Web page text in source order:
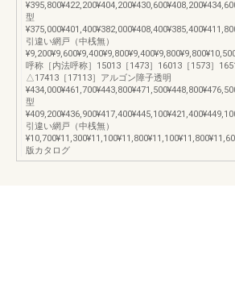
型
引違い網戸（中桟無）
呼称［内法呼称］15013［1473］16013［1573］
△17413［17113］アルゴン障子透明
型
引違い網戸（中桟無）
版カタログ